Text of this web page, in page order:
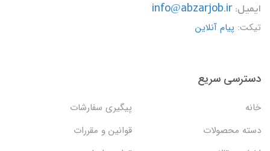
ایمیل: info@abzarjob.ir
تیکت: پیام آنلاین
دسترسی سریع
خانه
پیگیری سفارشات
دسته محصولات
قوانین و مقررات